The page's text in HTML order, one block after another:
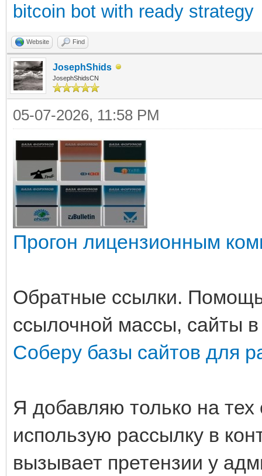
bitcoin bot with ready strategy
Website Find
JosephShids
JosephShidsCN
05-07-2026, 11:58 PM
Прогон лицензионным
Обратные ссылки.
ссылочной массы, сайты
Соберу базы сайтов для
Я добавляю только на тех
использую рассылку в
вызывает претензии у